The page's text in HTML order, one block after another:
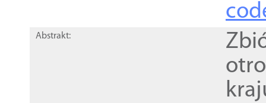
Abstrakt: